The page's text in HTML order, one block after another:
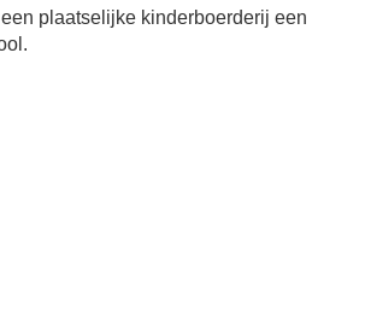
plaatselijke kinderboerderij een